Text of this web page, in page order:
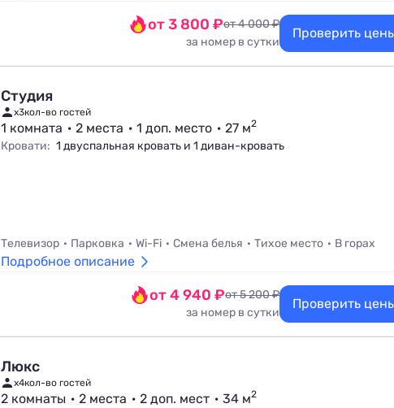
от 3 800 ₽от 4 000 ₽
за номер в сутки
Проверить
Студия
x3кол-во гостей
1 комната 2 места 1 доп. место 27 м2
Кровати: 1 двуспальная кровать и 1 диван-кровать
Телевизор Парковка Wi-Fi Смена белья Тихое место В горах
Подробное описание
от 4 940 ₽от 5 200 ₽
за номер в сутки
Проверить
Люкс
x4кол-во гостей
2 комнаты 2 места 2 доп. мест 34 м2